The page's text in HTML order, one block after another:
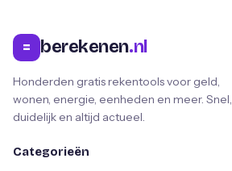
= berekenen.nl
Honderden gratis rekentools voor geld,
wonen, energie, eenheden en meer. Snel,
duidelijk en altijd actueel.
Categorieën